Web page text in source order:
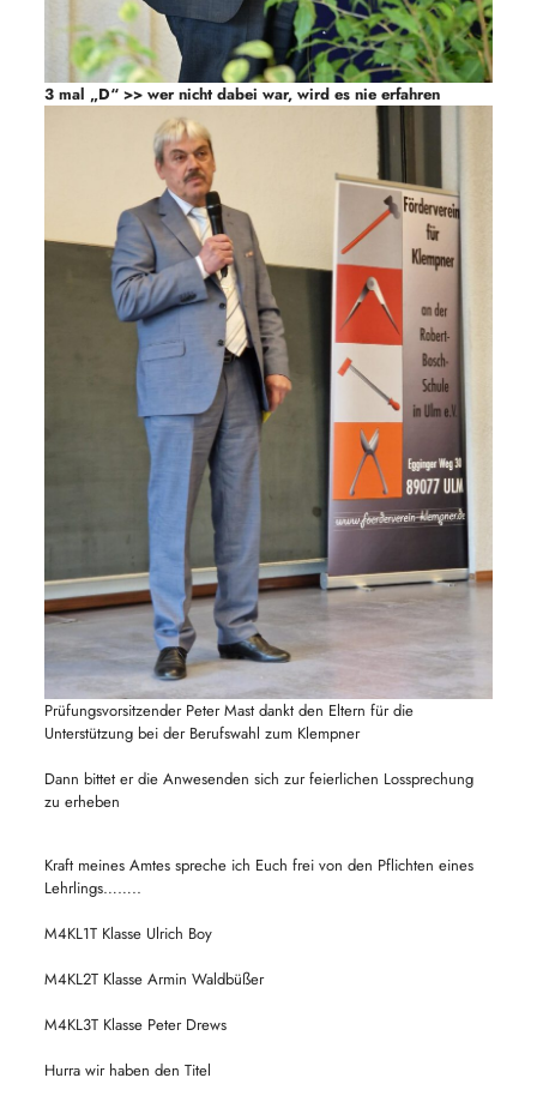
3 mal „D“ >> wer nicht dabei war, wird es nie erfahren
Prüfungsvorsitzender Peter Mast dankt den Eltern für die
Unterstützung bei der Berufswahl zum Klempner
Dann bittet er die Anwesenden sich zur feierlichen Lossprechung
zu erheben
Kraft meines Amtes spreche ich Euch frei von den Pflichten eines
Lehrlings……..
M4KL1T Klasse Ulrich Boy
M4KL2T Klasse Armin Waldbüßer
M4KL3T Klasse Peter Drews
Hurra wir haben den Titel